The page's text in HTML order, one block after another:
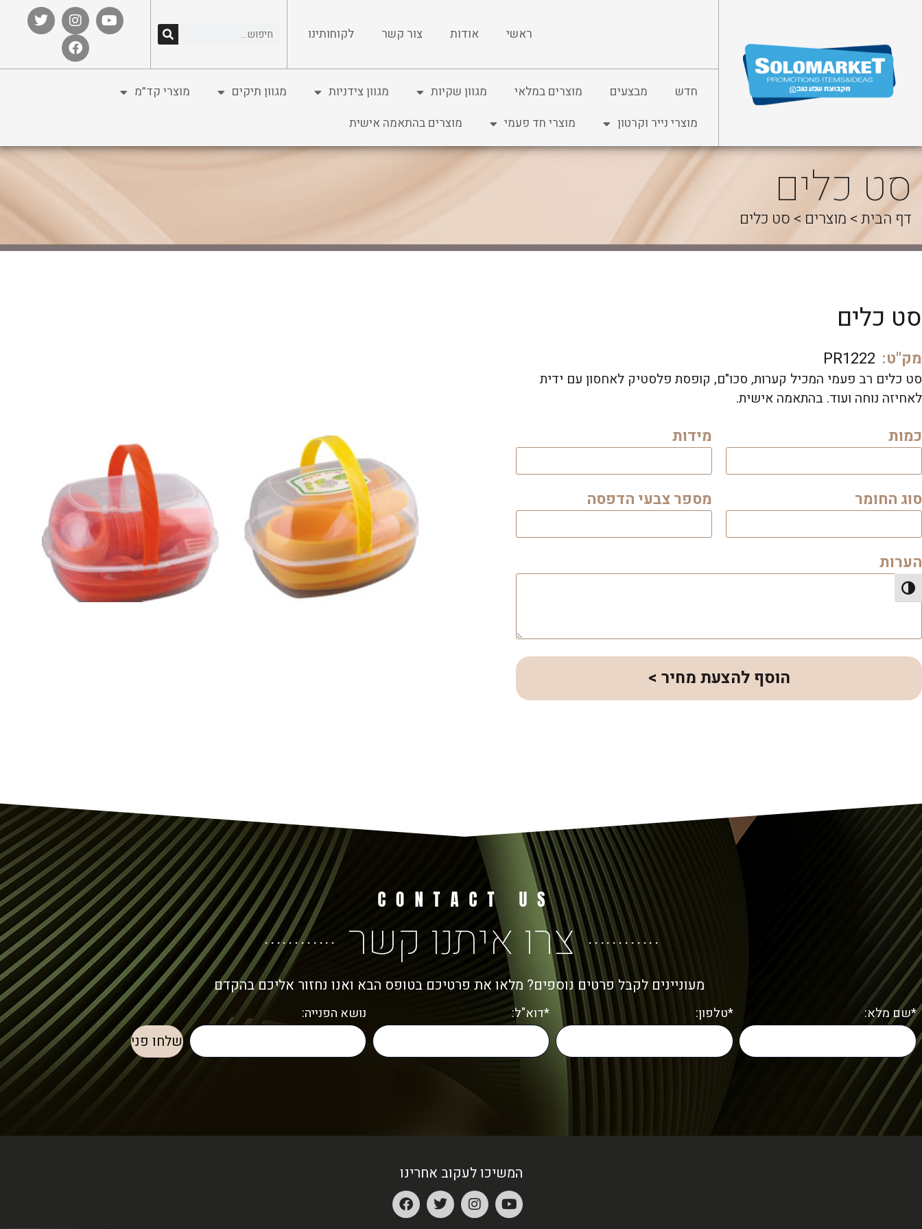
הפעל/כבה ניגודיות גבוהה
ראשי אודות צור קשר לקוחותינו
חדש מבצעים מוצרים במלאי מגוון שקיות מגוון צידניות מגוון תיקים
מוצרי קד”מ
מוצרי נייר וקרטון
מוצרי חד פעמי מוצרים בהתאמה אישית
סט כלים
דף הבית> מוצרים > סט כלים
סט כלים
מק"ט: PR1222
סט כלים רב פעמי המכיל קערות, סכו"ם, קופסת פלסטיק לאחסון עם ידית
לאחיזה נוחה ועוד. בהתאמה אישית.
כמות מידות
סוג החומר מספר צבעי הדפסה
הערות
הוסף להצעת מחיר >
צרו איתנו קשר
מעוניינים לקבל פרטים נוספים? מלאו את פרטיכם בטופס הבא ואנו נחזור אליכם בהקדם
*שם מלא: *טלפון: *דוא"ל: נושא הפנייה:
המשיכו לעקוב אחרינו